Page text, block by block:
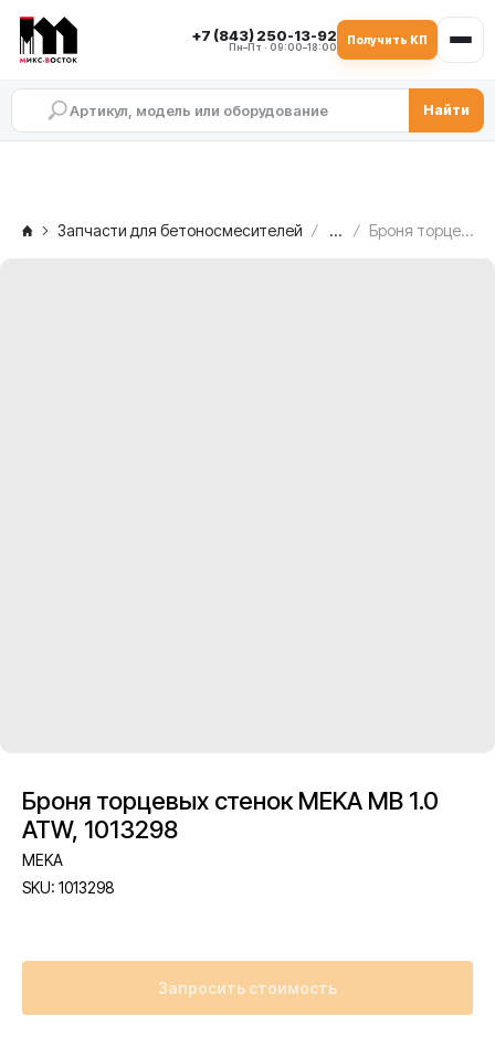
+7 (843) 250-13-92
Пн–Пт · 09:00–18:00
Получить КП
Найти
Запчасти для бетоносмесителей ... Броня торцевых стенок MEKA MB 1.0 ATW, 1013298
Броня торцевых стенок MEKA MB 1.0
ATW, 1013298
MEKA
SKU: 1013298
Запросить стоимость